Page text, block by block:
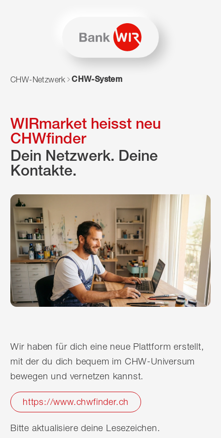
Zum Navigieren dieser Seite wird JavaScript benötigt.
CHW-Netzwerk CHW-System
WIRmarket heisst neu
CHWfinder
Dein Netzwerk. Deine
Kontakte.
Wir haben für dich eine neue Plattform erstellt,
mit der du dich bequem im CHW-Universum
bewegen und vernetzen kannst.
https://www.chwfinder.ch
Bitte aktualisiere deine Lesezeichen.